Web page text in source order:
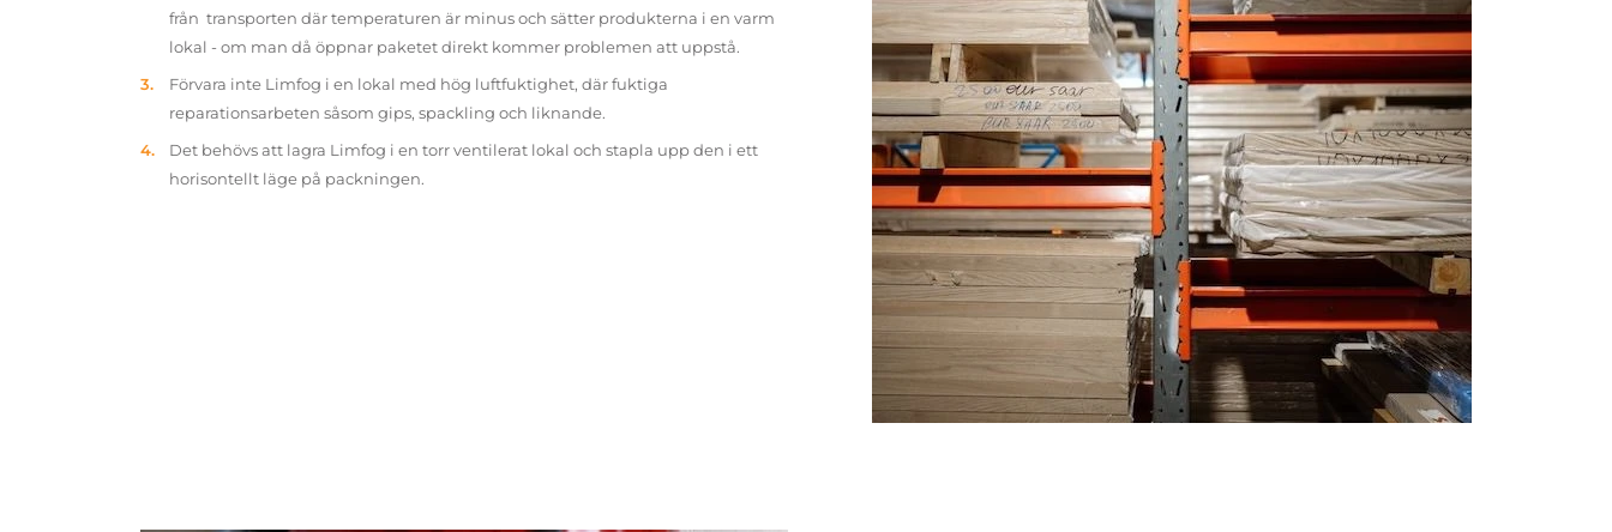
från transporten där temperaturen är minus och sätter produkterna i en varm
lokal - om man då öppnar paketet direkt kommer problemen att uppstå.
Förvara inte Limfog i en lokal med hög luftfuktighet, där fuktiga
reparationsarbeten såsom gips, spackling och liknande.
Det behövs att lagra Limfog i en torr ventilerat lokal och stapla upp den i ett
horisontellt läge på packningen.